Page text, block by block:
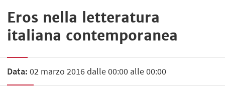
Eros nella letteratura
italiana contemporanea
Data: 02 marzo 2016 dalle 00:00 alle 00:00